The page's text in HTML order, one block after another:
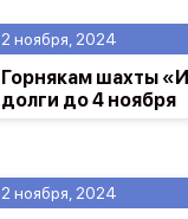
2 ноября, 2024
2 ноября, 2024
Горнякам шахты
долги до 4 ноября